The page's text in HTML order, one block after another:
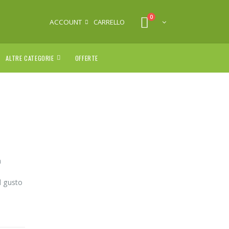
ACCOUNT CARRELLO
0
ALTRE CATEGORIE OFFERTE
gusto